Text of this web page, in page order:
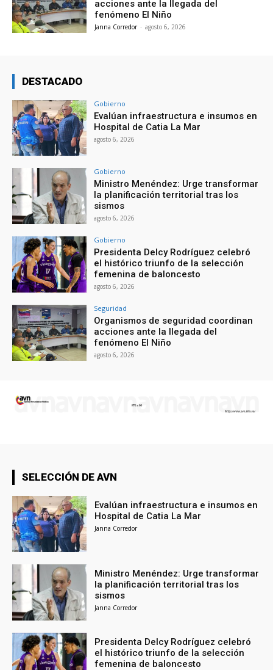
acciones ante la llegada del
fenómeno El Niño
Janna Corredor - agosto 6, 2026
DESTACADO
Gobierno
Evalúan infraestructura e insumos en
Hospital de Catia La Mar
agosto 6, 2026
Gobierno
Ministro Menéndez: Urge transformar
la planificación territorial tras los
sismos
agosto 6, 2026
Gobierno
Presidenta Delcy Rodríguez celebró
el histórico triunfo de la selección
femenina de baloncesto
agosto 6, 2026
Seguridad
Organismos de seguridad coordinan
acciones ante la llegada del
fenómeno El Niño
agosto 6, 2026
SELECCIÓN DE AVN
Evalúan infraestructura e insumos en
Hospital de Catia La Mar
Janna Corredor
Ministro Menéndez: Urge transformar
la planificación territorial tras los
sismos
Janna Corredor
Presidenta Delcy Rodríguez celebró
el histórico triunfo de la selección
femenina de baloncesto